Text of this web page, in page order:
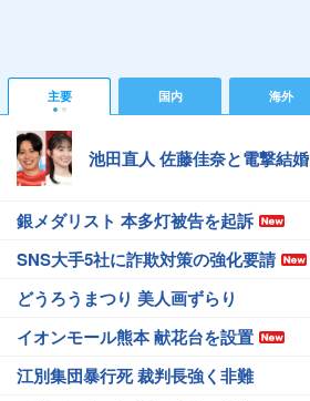
主要 国内 海外
池田直人 佐藤佳奈と電撃結婚
銀メダリスト 本多灯被告を起訴
SNS大手5社に詐欺対策の強化要請
どうろうまつり 美人画ずらり
イオンモール熊本 献花台を設置
江別集団暴行死 裁判長強く非難